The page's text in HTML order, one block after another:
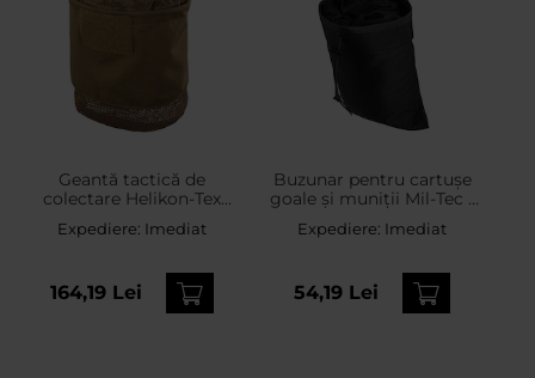
Geantă tactică de
colectare Helikon-Tex
Competition Dump
Pouch - Coyote
Expediere: Imediat
164,19 Lei
Buzunar pentru cartușe
goale și muniții Mil-Tec -
Black
Expediere: Imediat
54,19 Lei